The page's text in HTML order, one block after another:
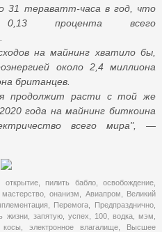
31 тераватт-часа в год, что
процента всего
на майнинг хватило бы,
около 2,4 миллиона
британцев.
продолжит расти с той же
года на майнинг биткоина
всего мира", —
открытие,пилить бабло,освобождение
мастерство ,онанизм Авиапром
Великий
Перемога Предпразднично
жизни, запятую, успех 100, водка,мэм
косы электронное влагалище, Высшее